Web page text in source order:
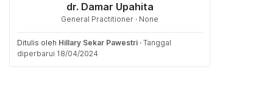
dr. Damar Upahita
General Practitioner · None
Ditulis oleh Hillary Sekar Pawestri · Tanggal
diperbarui 18/04/2024